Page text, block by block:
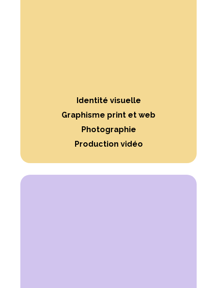
Identité visuelle
Graphisme print et web
Photographie
Production vidéo